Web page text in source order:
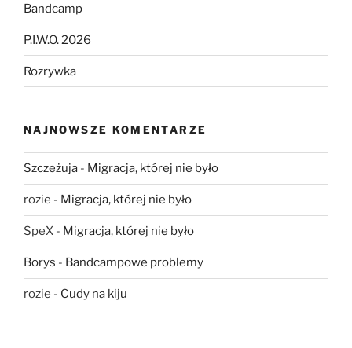
Bandcamp
P.I.W.O. 2026
Rozrywka
NAJNOWSZE KOMENTARZE
Szczeżuja - Migracja, której nie było
rozie - Migracja, której nie było
SpeX - Migracja, której nie było
Borys - Bandcampowe problemy
rozie - Cudy na kiju